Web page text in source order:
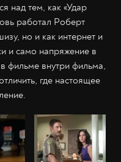
над тем, как «Удар
работал Роберт
но и как интернет и
и само напряжение в
фильме внутри фильма,
где настоящее